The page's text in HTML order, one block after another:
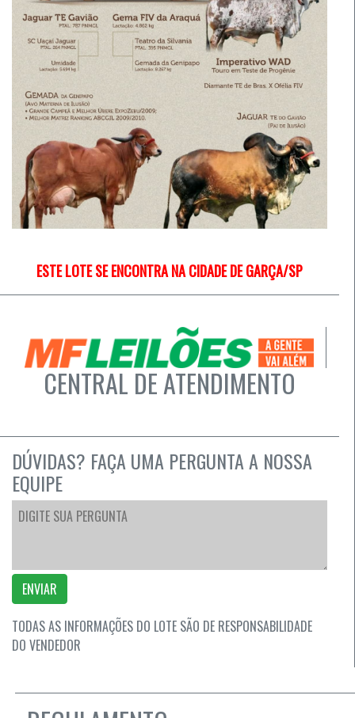
ESTE LOTE SE ENCONTRA NA CIDADE DE GARÇA/SP
CENTRAL DE ATENDIMENTO
DÚVIDAS? FAÇA UMA PERGUNTA A NOSSA
EQUIPE
ENVIAR
TODAS AS INFORMAÇÕES DO LOTE SÃO DE RESPONSABILIDADE
DO VENDEDOR